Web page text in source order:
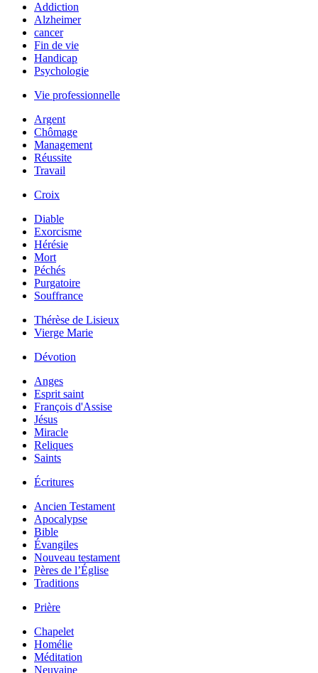
Addiction
Alzheimer
cancer
Fin de vie
Handicap
Psychologie
Vie professionnelle
Argent
Chômage
Management
Réussite
Travail
Croix
Diable
Exorcisme
Hérésie
Mort
Péchés
Purgatoire
Souffrance
Thérèse de Lisieux
Vierge Marie
Dévotion
Anges
Esprit saint
François d'Assise
Jésus
Miracle
Reliques
Saints
Écritures
Ancien Testament
Apocalypse
Bible
Évangiles
Nouveau testament
Pères de l’Église
Traditions
Prière
Chapelet
Homélie
Méditation
Neuvaine